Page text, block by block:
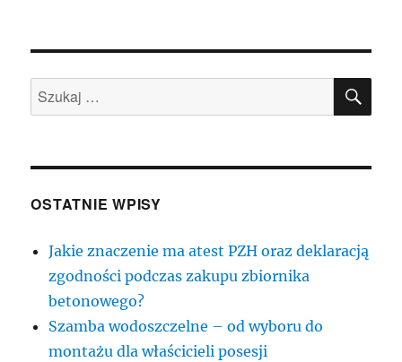
Szukaj:
OSTATNIE WPISY
Jakie znaczenie ma atest PZH oraz deklaracją
zgodności podczas zakupu zbiornika
betonowego?
Szamba wodoszczelne – od wyboru do
montażu dla właścicieli posesji